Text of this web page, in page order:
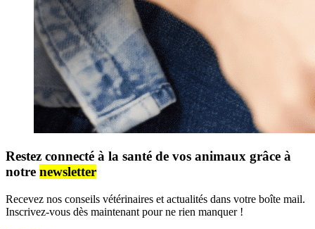
Restez connecté à la santé de vos animaux grâce à
notre newsletter
Recevez nos conseils vétérinaires et actualités dans votre boîte mail.
Inscrivez-vous dès maintenant pour ne rien manquer !